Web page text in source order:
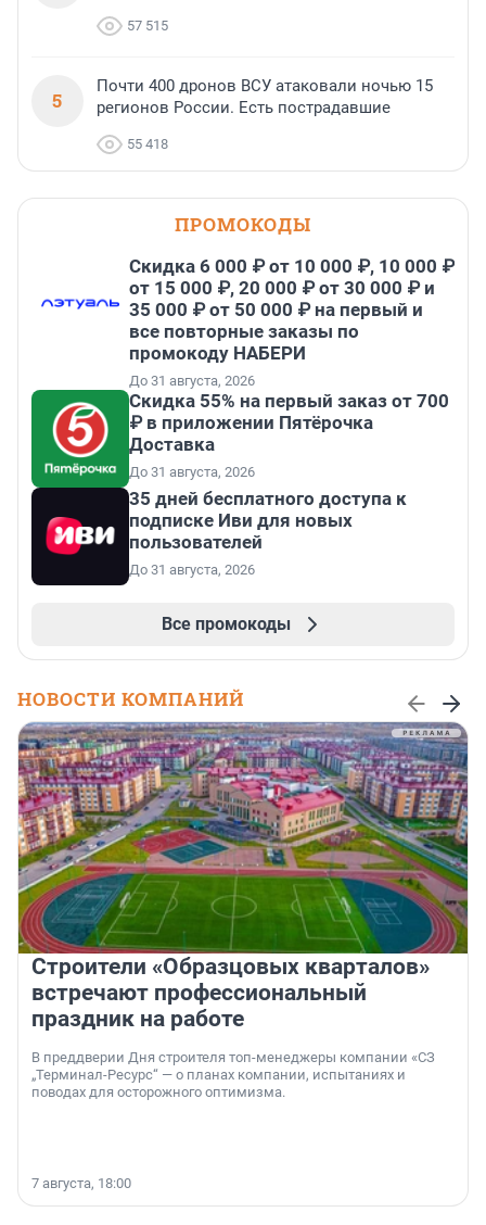
57 515
5
Почти 400 дронов ВСУ атаковали ночью 15
регионов России. Есть пострадавшие
55 418
ПРОМОКОДЫ
Скидка 6 000 ₽ от 10 000 ₽, 10 000 ₽
от 15 000 ₽, 20 000 ₽ от 30 000 ₽ и
35 000 ₽ от 50 000 ₽ на первый и
все повторные заказы по
промокоду НАБЕРИ
До 31 августа, 2026
Скидка 55% на первый заказ от 700
₽ в приложении Пятёрочка
Доставка
До 31 августа, 2026
35 дней бесплатного доступа к
подписке Иви для новых
пользователей
До 31 августа, 2026
Все промокоды
НОВОСТИ КОМПАНИЙ
Строители «Образцовых кварталов»
встречают профессиональный
праздник на работе
В преддверии Дня строителя топ-менеджеры компании «СЗ
„Терминал-Ресурс“ — о планах компании, испытаниях и
поводах для осторожного оптимизма.
7 августа, 18:00